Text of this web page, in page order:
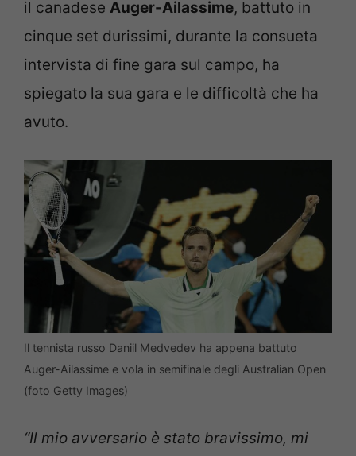
il canadese Auger-Ailassime, battuto in
cinque set durissimi, durante la consueta
intervista di fine gara sul campo, ha
spiegato la sua gara e le difficoltà che ha
avuto.
Il tennista russo Daniil Medvedev ha appena battuto
Auger-Ailassime e vola in semifinale degli Australian Open
(foto Getty Images)
“Il mio avversario è stato bravissimo, mi